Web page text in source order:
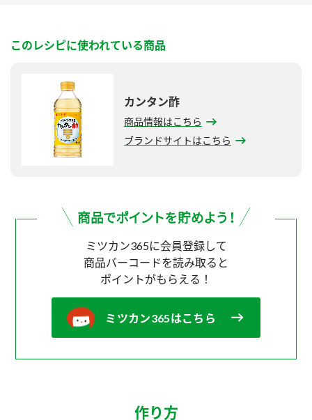
このレシピに使われている商品
カンタン酢
商品情報はこちら
ブランドサイトはこちら
ミツカン365に会員登録して
商品バーコードを読み取ると
ポイントがもらえる！
ミツカン365はこちら
作り方